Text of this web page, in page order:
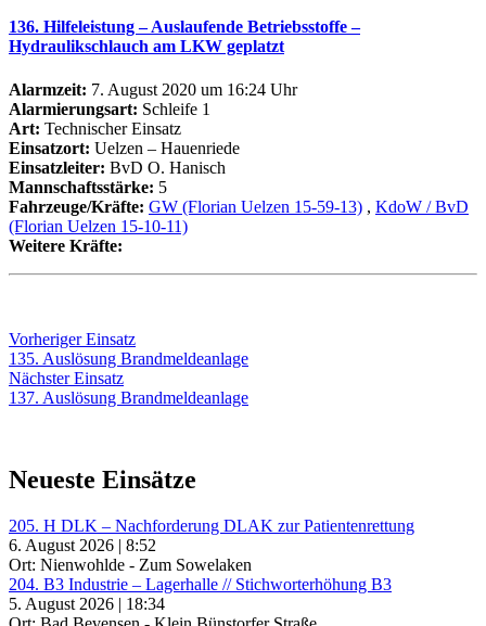
136. Hilfeleistung – Auslaufende Betriebsstoffe –
Hydraulikschlauch am LKW geplatzt
Alarmzeit: 7. August 2020 um 16:24 Uhr
Alarmierungsart: Schleife 1
Art: Technischer Einsatz
Einsatzort: Uelzen – Hauenriede
Einsatzleiter: BvD O. Hanisch
Mannschaftsstärke: 5
Fahrzeuge/Kräfte: GW (Florian Uelzen 15-59-13) , KdoW / BvD
(Florian Uelzen 15-10-11)
Weitere Kräfte:
Beitragsnavigation
Vorheriger EinsatzVorheriger
Einsatz:
135. Auslösung Brandmeldeanlage
Nächster EinsatzNächster
Einsatz:
137. Auslösung Brandmeldeanlage
Neueste Einsätze
205. H DLK – Nachforderung DLAK zur Patientenrettung
6. August 2026 | 8:52
Ort: Nienwohlde - Zum Sowelaken
204. B3 Industrie – Lagerhalle // Stichworterhöhung B3
5. August 2026 | 18:34